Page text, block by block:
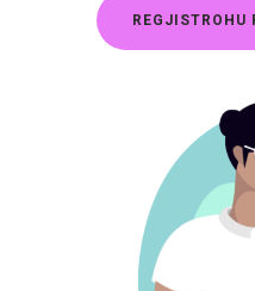
REGJISTROHU